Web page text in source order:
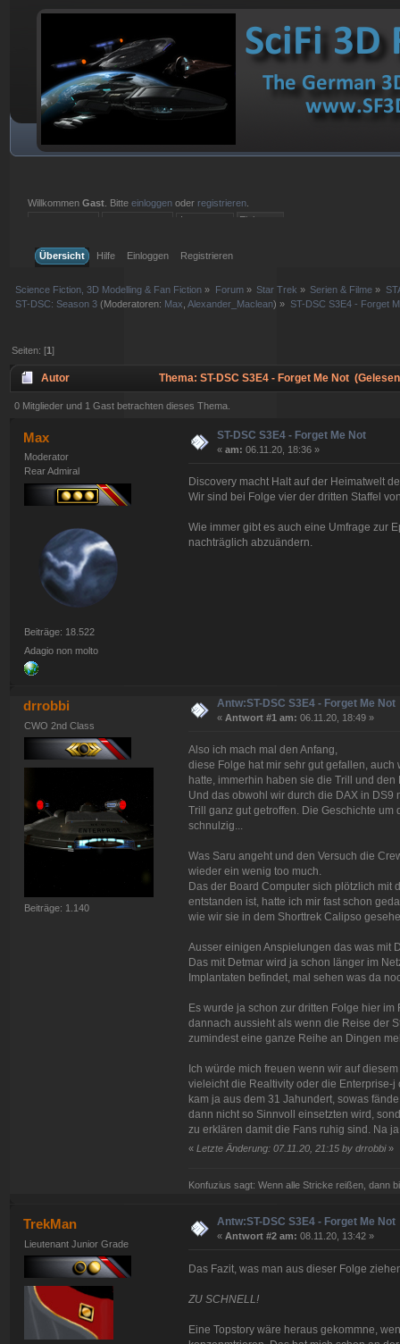
WillkommenGast . Bitteeinloggen oder registrieren
Übersicht
Hilfe Einloggen Registrieren
Science Fiction, 3D Modelling & Fan Fiction » Forum» Star Trek » Serien & Filme »
ST-DSC: Season 3 (Moderatoren: Max ,Alexander_Maclean) » ST-DSC S3E4 - Forget
Seiten: [1]
Autor Thema: ST-DSC S3E4 - Forget Me Not
0 Mitglieder und 1 Gast betrachten dieses Thema.
Max
Moderator
Rear Admiral
Beiträge: 18.522
Adagio non molto
ST-DSC S3E4 - Forget Me Not
«am: 06.11.20, 18:36 »
Discovery macht Halt auf der Heimatwelt
Wir sind bei Folge vier der dritten Staffel
Wie immer gibt es auch eine Umfrage zur
nachträglich abzuändern.
drrobbi
CWO 2nd Class
Beiträge: 1.140
Antw:ST-DSC S3E4 - Forget Me Not
« Antwort #1 am: 06.11.20, 18:49 »
Also ich mach mal den Anfang,
diese Folge hat mir sehr gut gefallen,
hatte, immerhin haben sie die Trill und
Und das obwohl wir durch die DAX in
Trill ganz gut getroffen. Die Geschichte
schnulzig...
Was Saru angeht und den Versuch die
wieder ein wenig too much.
Das der Board Computer sich plötzlich mit
entstanden ist, hatte ich mir fast schon
wie wir sie in dem Shorttrek Calipso
Ausser einigen Anspielungen das was mit
Das mit Detmar wird ja schon länger im
Implantaten befindet, mal sehen was da
Es wurde ja schon zur dritten Folge hier
dannach aussieht als wenn die Reise der
zumindest eine ganze Reihe an Dingen
Ich würde mich freuen wenn wir auf
vieleicht die Realtivity oder die Enterprise-
kam ja aus dem 31 Jahundert, sowas
dann nicht so Sinnvoll einsetzten wird,
zu erklären damit die Fans ruhig sind. Na
« Letzte Änderung: 07.11.20, 21:15 by drrobbi»
Konfuzius sagt: Wenn alle Stricke reißen, dann
TrekMan
Lieutenant Junior Grade
Antw:ST-DSC S3E4 - Forget Me Not
« Antwort #2 am: 08.11.20, 13:42 »
Das Fazit, was man aus dieser Folge
ZU SCHNELL!
Eine Topstory wäre heraus gekommne,